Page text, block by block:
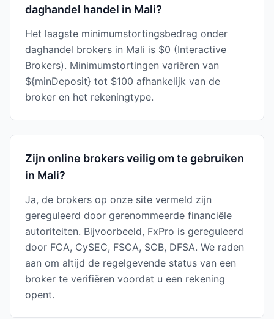
daghandel handel in Mali?
Het laagste minimumstortingsbedrag onder
daghandel brokers in Mali is $0 (Interactive
Brokers). Minimumstortingen variëren van
${minDeposit} tot $100 afhankelijk van de
broker en het rekeningtype.
Zijn online brokers veilig om te gebruiken
in Mali?
Ja, de brokers op onze site vermeld zijn
gereguleerd door gerenommeerde financiële
autoriteiten. Bijvoorbeeld, FxPro is gereguleerd
door FCA, CySEC, FSCA, SCB, DFSA. We raden
aan om altijd de regelgevende status van een
broker te verifiëren voordat u een rekening
opent.